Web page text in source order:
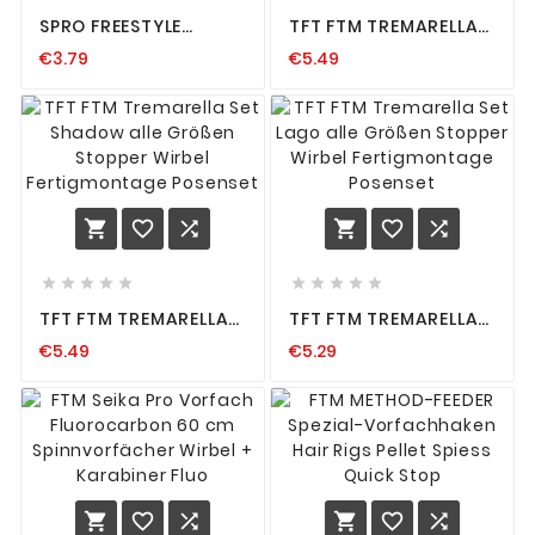
SPRO FREESTYLE
RIG 3 STÜCK DS
GAMAKATSU FLUORO
€3.79
TFT FTM TREMARELLA
GRÖSSEN STOPPER W
ERTIGMONTAGE P
OSENSET
€5.49
  
    
TFT FTM TREMARELLA
GRÖSSEN STOPPER W
ERTIGMONTAGE P
OSENSET
€5.49
  
    
TFT FTM TREMARELLA
GRÖSSEN STOPPER W
ERTIGMONTAGE P
OSENSET
€5.29
     